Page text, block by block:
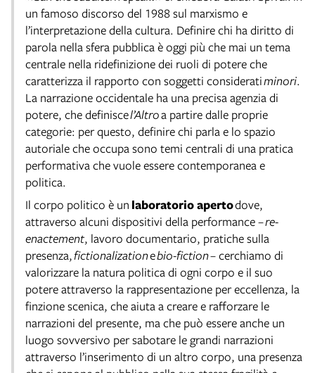
un famoso discorso del 1988 sul marxismo e
l’interpretazione della cultura. Definire chi ha diritto di
parola nella sfera pubblica è oggi più che mai un tema
centrale nella ridefinizione dei ruoli di potere che
caratterizza il rapporto con soggetti consideratiminori.
La narrazione occidentale ha una precisa agenzia di
potere, che definiscel’Altroa partire dalle proprie
categorie: per questo, definire chi parla e lo spazio
autoriale che occupa sono temi centrali di una pratica
performativa che vuole essere contemporanea e
politica.
Il corpo politico è un laboratorio apertodove,
attraverso alcuni dispositivi della performance –re-
enactement, lavoro documentario, pratiche sulla
presenza, fictionalizationebio-fiction– cerchiamo di
valorizzare la natura politica di ogni corpo e il suo
potere attraverso la rappresentazione per eccellenza, la
finzione scenica, che aiuta a creare e rafforzare le
narrazioni del presente, ma che può essere anche un
luogo sovversivo per sabotare le grandi narrazioni
attraverso l’inserimento di un altro corpo, una presenza